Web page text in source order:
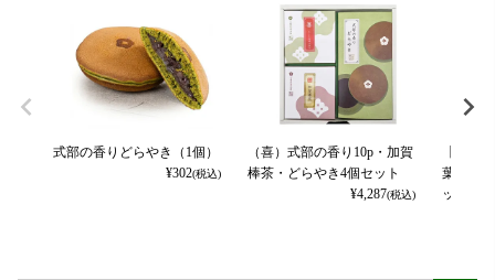
式部の香りどらやき（1個）
¥302(税込)
（喜）式部の香り10p・加賀
棒茶・どらやき4個セット
¥4,287(税込)
葉の郷
ット